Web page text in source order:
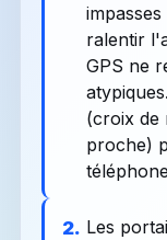
ralentir
GPS ne
(croix de
proche)
2. Les